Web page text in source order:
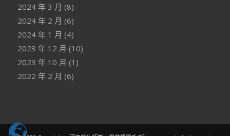
2024 年 3 月 (8)
2024 年 2 月 (6)
2024 年 1 月 (4)
2023 年 12 月 (10)
2023 年 10 月 (1)
2022 年 2 月 (6)